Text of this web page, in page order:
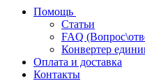
Помощь
Статьи
FAQ
Конвертер
Оплата и доставка
Контакты